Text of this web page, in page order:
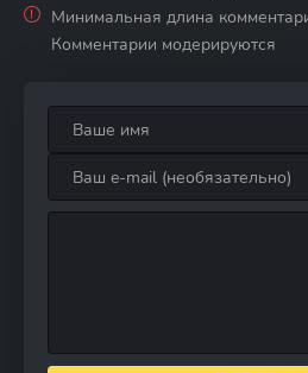
Минимальная длина
Комментарии модерируются